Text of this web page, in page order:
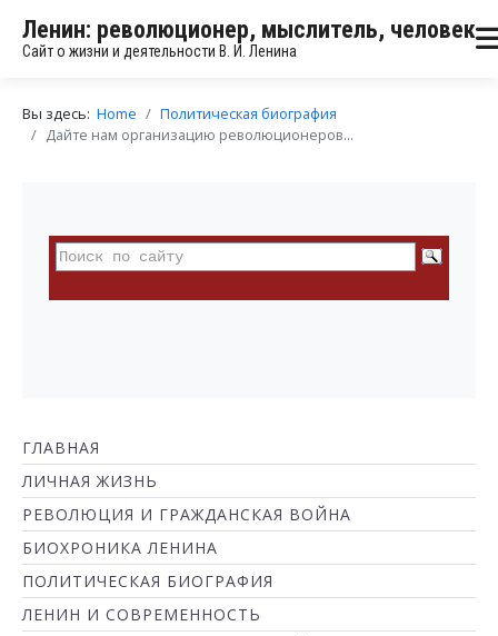
Ленин: революционер, мыслитель, человек
Сайт о жизни и деятельности В. И. Ленина
Вы здесь: Home
Политическая биография
Дайте нам организацию революционеров...
ГЛАВНАЯ
ЛИЧНАЯ ЖИЗНЬ
РЕВОЛЮЦИЯ И ГРАЖДАНСКАЯ ВОЙНА
БИОХРОНИКА ЛЕНИНА
ПОЛИТИЧЕСКАЯ БИОГРАФИЯ
ЛЕНИН И СОВРЕМЕННОСТЬ